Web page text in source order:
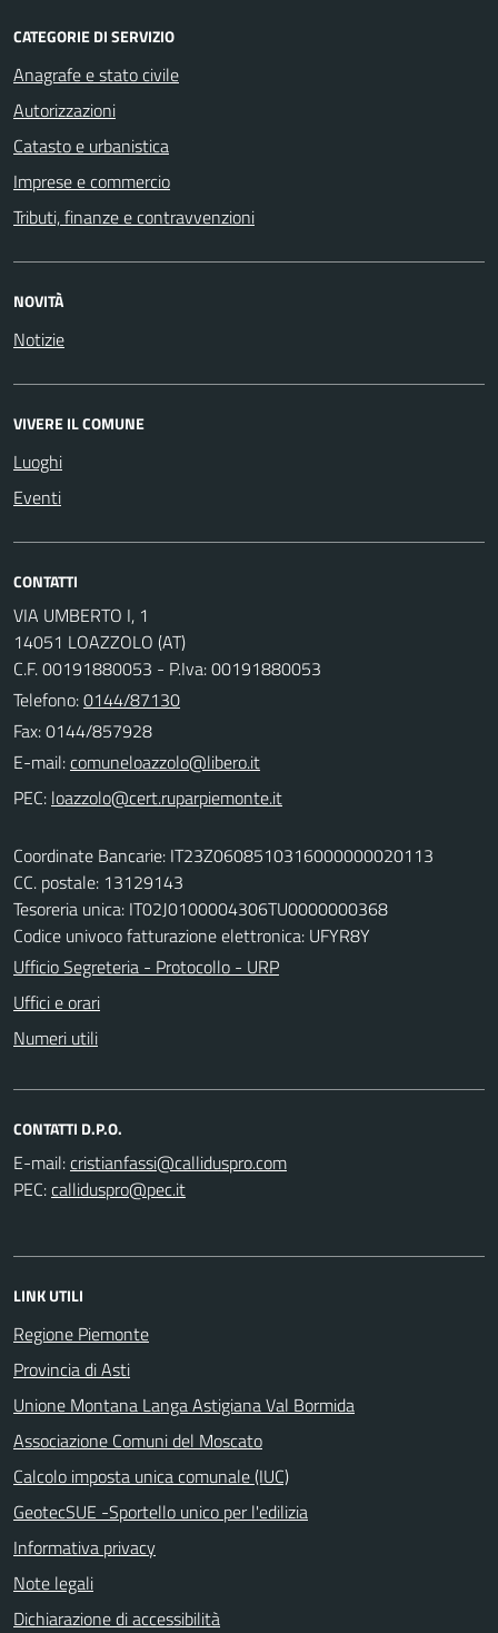
CATEGORIE DI SERVIZIO
Anagrafe e stato civile
Autorizzazioni
Catasto e urbanistica
Imprese e commercio
Tributi, finanze e contravvenzioni
NOVITÀ
Notizie
VIVERE IL COMUNE
Luoghi
Eventi
CONTATTI
VIA UMBERTO I, 1
14051 LOAZZOLO (AT)
C.F. 00191880053 - P.Iva: 00191880053
Telefono:0144/87130
Fax: 0144/857928
E-mail:
PEC:
Coordinate Bancarie: IT23Z0608510316000000020113
CC. postale: 13129143
Tesoreria unica: IT02J0100004306TU0000000368
Codice univoco fatturazione elettronica: UFYR8Y
Ufficio Segreteria - Protocollo - URP
Uffici e orari
Numeri utili
CONTATTI D.P.O.
E-mail:
PEC:
LINK UTILI
Regione Piemonte
Provincia di Asti
Unione Montana Langa Astigiana Val Bormida
Associazione Comuni del Moscato
Calcolo imposta unica comunale (IUC)
GeotecSUE -Sportello unico per l'edilizia
Informativa privacy
Note legali
Dichiarazione di accessibilità